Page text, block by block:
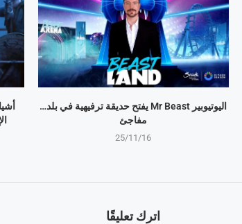
اليوتيوبير Mr Beast يفتح حديقة ترفيهية في بلد…
مفاجئ
25/11/16
اترك تعليقًا